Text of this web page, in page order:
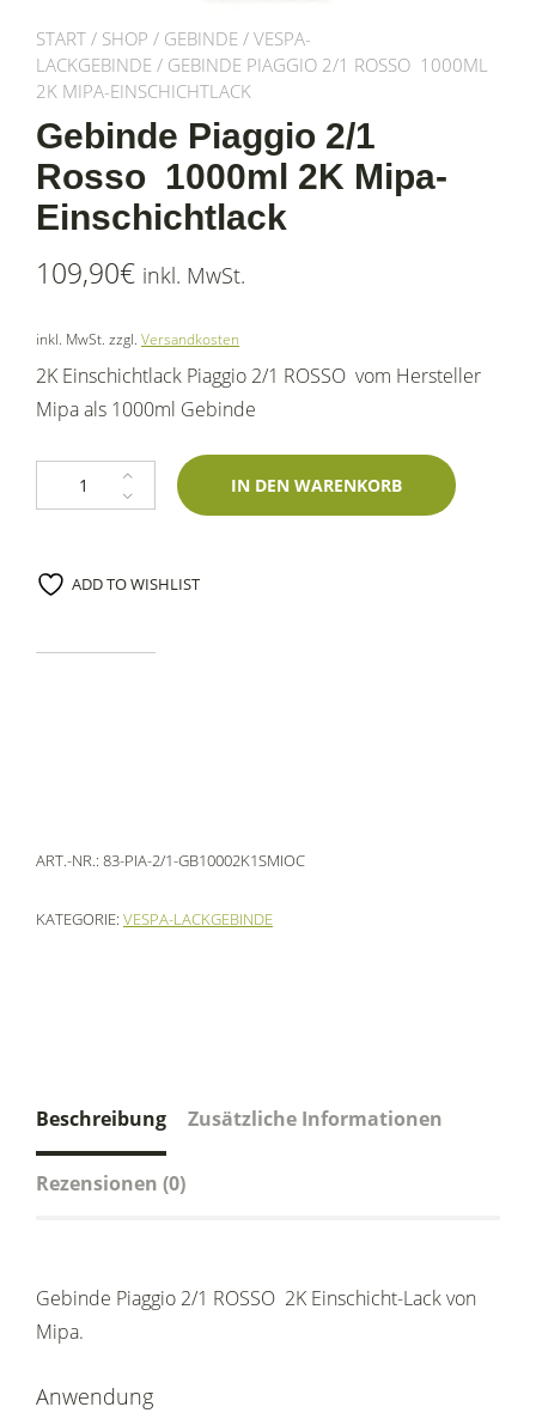
START / SHOP / GEBINDE / VESPA-
LACKGEBINDE / GEBINDE PIAGGIO 2/1 ROSSO 1000ML
2K MIPA-EINSCHICHTLACK
Gebinde Piaggio 2/1
Rosso 1000ml 2K Mipa-
Einschichtlack
109,90€ inkl. MwSt.
inkl. MwSt. zzgl. Versandkosten
2K Einschichtlack Piaggio 2/1 ROSSO vom Hersteller
Mipa als 1000ml Gebinde
Gebinde Piaggio 2/1 Rosso 1000ml 2K Mipa-Einschichtlack Menge
IN DEN WARENKORB
ADD TO WISHLIST
ART.-NR.: 83-PIA-2/1-GB10002K1SMIOC
KATEGORIE: VESPA-LACKGEBINDE
Beschreibung Zusätzliche Informationen
Rezensionen (0)
Gebinde Piaggio 2/1 ROSSO 2K Einschicht-Lack von
Mipa.
Anwendung